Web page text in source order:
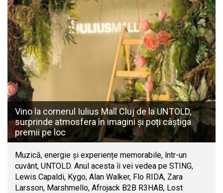
Vino la cornerul Iulius Mall Cluj de la UNTOLD,
surprinde atmosfera în imagini și poți câștiga
premii pe loc
Muzică, energie și experiențe memorabile, într-un
cuvânt, UNTOLD. Anul acesta îi vei vedea pe STING,
Lewis Capaldi, Kygo, Alan Walker, Flo RIDA, Zara
Larsson, Marshmello, Afrojack B2B R3HAB, Lost